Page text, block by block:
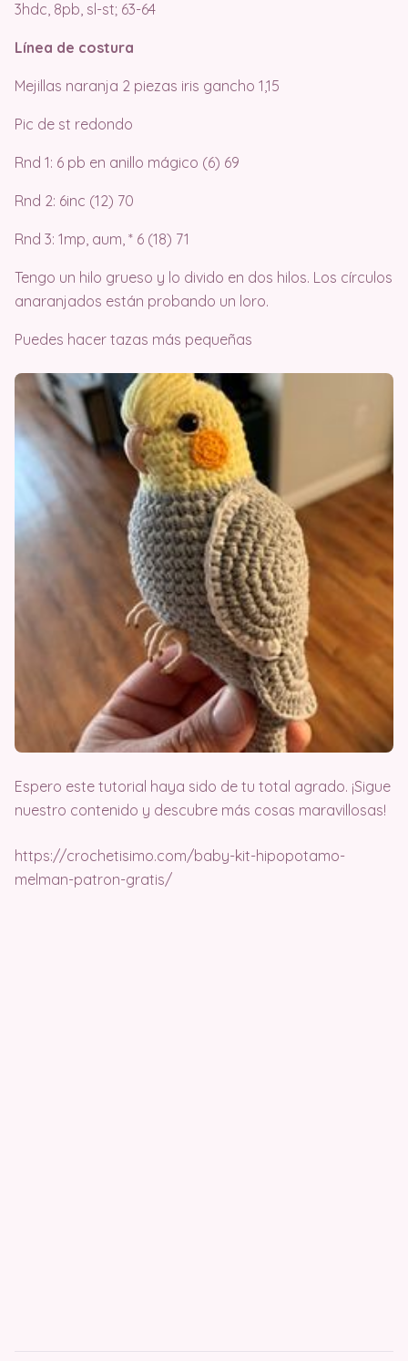
3hdc, 8pb, sl-st; 63-64
Línea de costura
Mejillas naranja 2 piezas iris gancho 1,15
Pic de st redondo
Rnd 1: 6 pb en anillo mágico (6) 69
Rnd 2: 6inc (12) 70
Rnd 3: 1mp, aum, * 6 (18) 71
Tengo un hilo grueso y lo divido en dos hilos. Los círculos
anaranjados están probando un loro.
Puedes hacer tazas más pequeñas
Espero este tutorial haya sido de tu total agrado. ¡Sigue
nuestro contenido y descubre más cosas maravillosas!
https://crochetisimo.com/baby-kit-hipopotamo-
melman-patron-gratis/